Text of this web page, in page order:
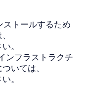
トールするため
。
ンフラストラクチ
いては、
。